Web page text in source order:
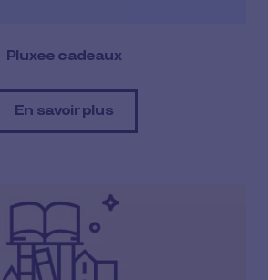
Pluxee cadeaux
En savoir plus